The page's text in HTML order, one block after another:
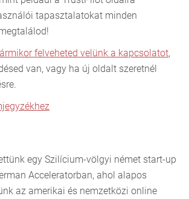
tapasztalatokat minden
felveheted velünk a kapcsolatot,
van, vagy ha új oldalt szeretnél
egy Szilícium-völgyi német start-up
Acceleratorban, ahol alapos
az amerikai és nemzetközi online